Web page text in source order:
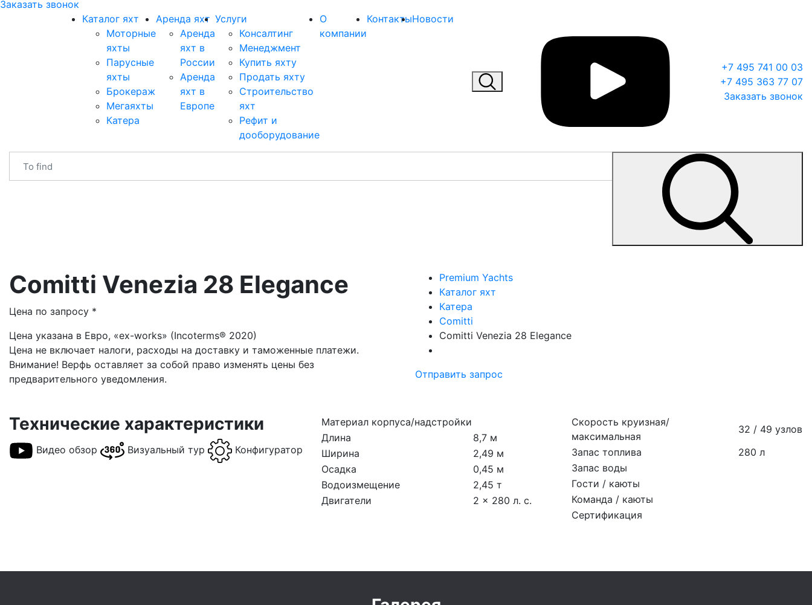
Заказать звонок
Каталог яхт
Моторные
яхты
Парусные
яхты
Брокераж
Мегаяхты
Катера
Аренда яхт
Аренда
яхт в
России
Аренда
яхт в
Европе
Услуги
Консалтинг
Менеджмент
Купить яхту
Продать яхту
Строительство
яхт
Рефит и
дооборудование
О
компании
КонтактыНовости
+7 495 741 00 03
+7 495 363 77 07
Заказать звонок
Comitti Venezia 28 Elegance
Цена по запросу *
Цена указана в Евро, «ex-works» (Incoterms® 2020)
Цена не включает налоги, расходы на доставку и таможенные платежи.
Внимание! Верфь оставляет за собой право изменять цены без
предварительного уведомления.
Premium Yachts
Каталог яхт
Катера
Comitti
Comitti Venezia 28 Elegance
Отправить запрос
Технические характеристики
Видео обзор Визуальный тур Конфигуратор
Материал корпуса/надстройки
Длина
8,7 м
Ширина
2,49 м
Осадка
0,45 м
Водоизмещение
2,45 т
Двигатели
2 x 280 л. с.
Скорость круизная/
максимальная
32 / 49 узлов
Запас топлива
280 л
Запас воды
Гости / каюты
Команда / каюты
Сертификация